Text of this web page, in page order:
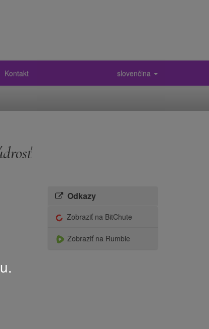
Kontakt slovenčina
Odkazy
Zobraziť na BitChute
Zobraziť na Rumble